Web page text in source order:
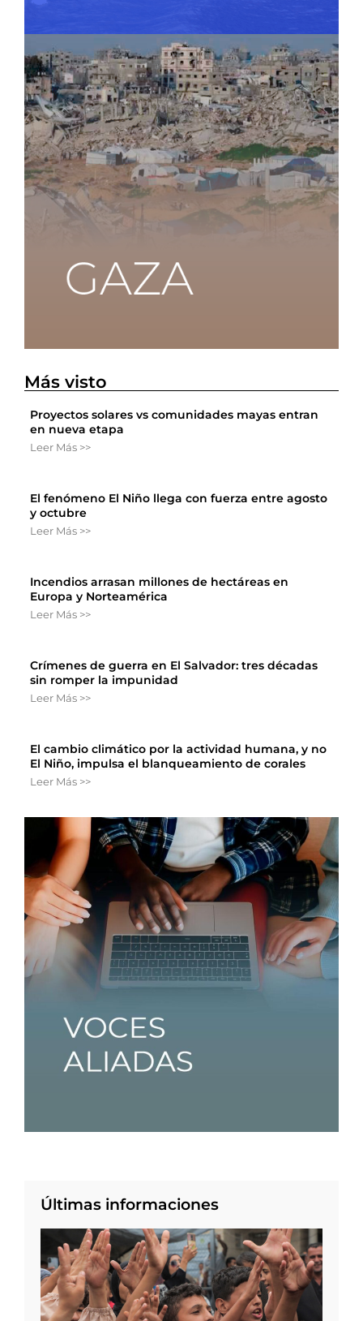
Más visto
Proyectos solares vs comunidades mayas entran
en nueva etapa
Leer Más >>
El fenómeno El Niño llega con fuerza entre agosto
y octubre
Leer Más >>
Incendios arrasan millones de hectáreas en
Europa y Norteamérica
Leer Más >>
Crímenes de guerra en El Salvador: tres décadas
sin romper la impunidad
Leer Más >>
El cambio climático por la actividad humana, y no
El Niño, impulsa el blanqueamiento de corales
Leer Más >>
Últimas informaciones